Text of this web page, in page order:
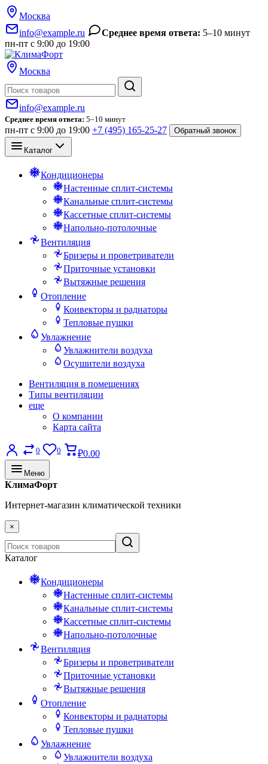
Москва
info@example.ru
Среднее время ответа: 5–10 минут
пн-пт с 9:00 до 19:00
Москва
info@example.ru
Среднее время ответа: 5–10 минут
пн-пт с 9:00 до 19:00 +7 (495) 165-25-27 Обратный звонок
Каталог
Кондиционеры
Настенные сплит-системы
Канальные сплит-системы
Кассетные сплит-системы
Напольно-потолочные
Вентиляция
Бризеры и проветриватели
Приточные установки
Вытяжные решения
Отопление
Конвекторы и радиаторы
Тепловые пушки
Увлажнение
Увлажнители воздуха
Осушители воздуха
Вентиляция в помещениях
Типы вентиляции
еще
О компании
Карта сайта
0 0 ₽0.00
Меню
КлимаФорт
Интернет-магазин климатической техники
×
Каталог
Кондиционеры
Настенные сплит-системы
Канальные сплит-системы
Кассетные сплит-системы
Напольно-потолочные
Вентиляция
Бризеры и проветриватели
Приточные установки
Вытяжные решения
Отопление
Конвекторы и радиаторы
Тепловые пушки
Увлажнение
Увлажнители воздуха